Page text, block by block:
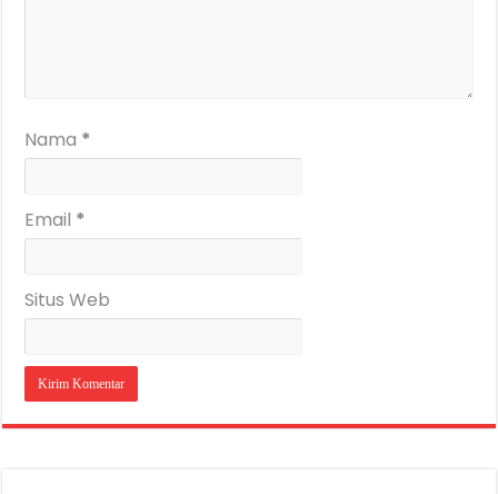
Nama *
Email *
Situs Web